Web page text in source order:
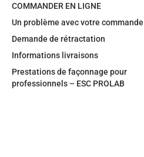
COMMANDER EN LIGNE
Un problème avec votre commande
Demande de rétractation
Informations livraisons
Prestations de façonnage pour
professionnels – ESC PROLAB